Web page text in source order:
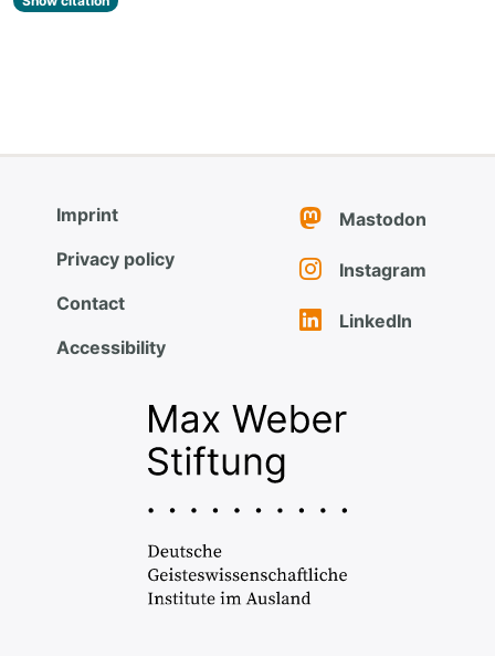
Imprint
Privacy policy
Contact
Accessibility
Mastodon
Instagram
LinkedIn